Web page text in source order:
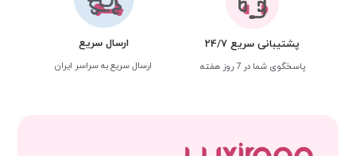
پشتیبانی سریع 24/7
پاسخگوی شما در 7 روز هفته
ارسال سریع
ارسال سریع به سراسر ایران